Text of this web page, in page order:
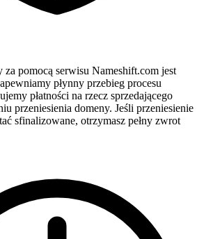
za pomocą serwisu Nameshift.com jest
płynny przebieg procesu
płatności na rzecz sprzedającego
przeniesienia domeny. Jeśli przeniesienie
sfinalizowane, otrzymasz pełny zwrot